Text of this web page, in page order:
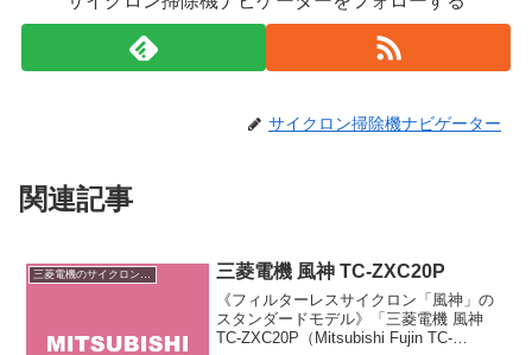
サイクロン掃除機ナビゲーター
関連記事
三菱電機のサイクロン掃除機 三菱電機 風神 TC-ZXC20P
《フィルターレスサイクロン「風神」の
スタンダードモデル》「三菱電機 風神
TC-ZXC20P（Mitsubishi Fujin TC-